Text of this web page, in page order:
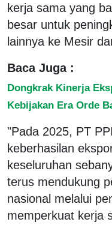
kerja sama yang
besar untuk
lainnya ke Mesir
Baca Juga :
Dongkrak Kinerja
Kebijakan Era Orde
"Pada 2025, PT
keberhasilan
keseluruhan
terus mendukung
nasional melalui
memperkuat kerja